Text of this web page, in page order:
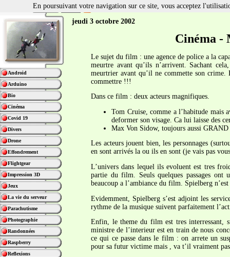
Android
Arduino
Bio
Cinéma
Covid 19
Divers
Drone
Effondrement
Flightgear
Impression 3D
Jeux
La vie du serveur
Parachutisme
Photographie
Randonnées
Raspberry
Reflexions
jeudi 3 octobre 2002
Cinéma
Le sujet du film : une agence de police a la
meurtre avant qu’ils n’arrivent. Sachant
meurtrier avant qu’il ne commette son
commettre !!!
Dans ce film : deux acteurs magnifiques.
Tom Cruise, comme a l’habitude mais
deformer son visage. Ca lui laisse des
Max Von Sidow, toujours aussi
Les acteurs jouent bien, les personnages
en sont arrivés la ou ils en sont (je vais pas
L’univers dans lequel ils evoluent est tres
partie du film. Seuls quelques passages ont
beaucoup a l’ambiance du film. Spielberg
Evidemment, Spielberg s’est adjoint les
rythme de la musique suivent parfaitement
Enfin, le theme du film est tres interressant,
ministre de l’interieur est en train de nous
ce qui ce passe dans le film : on arrete un
pour sa futur victime mais , va t’il vraiment
En poursuivant votre navigation sur ce site, vous acceptez